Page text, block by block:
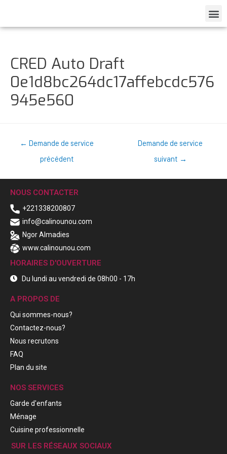
CRED Auto Draft
0e1d8bc264dc17affebcdc576
945e560
← Demande de service
précédent
Demande de service
suivant →
NOUS CONTACTER
+221338200807
info@calinounou.com
Ngor Almadies
www.calinounou.com
HORAIRES D'OUVERTURE
Du lundi au vendredi de 08h00 - 17h
A PROPOS DE
Qui sommes-nous?
Contactez-nous?
Nous recrutons
FAQ
Plan du site
NOS SERVICES
Garde d'enfants
Ménage
Cuisine professionnelle
SUR LES RÉSEAUX SOCIAUX